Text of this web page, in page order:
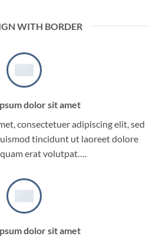
WITH BORDER
dolor sit amet
consectetuer adipiscing elit, sed
tincidunt ut laoreet dolore
erat volutpat….
dolor sit amet